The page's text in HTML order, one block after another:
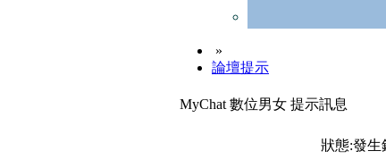
»
論壇提示
MyChat 數位男女 提示訊息
狀態:發生